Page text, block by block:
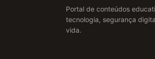
Portal de conteúdos
tecnologia, segurança
vida.